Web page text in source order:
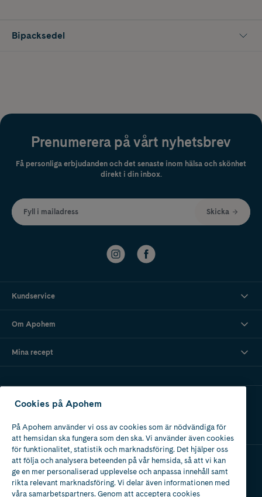
Bipacksedel
Prenumerera på vårt nyhetsbrev
Få personliga erbjudanden och det senaste inom hälsa och skönhet
direkt i din inbox.
Fyll i mailadress Skicka
Kundservice
Om Apohem
Mina recept
Ladda ner vår app
Apotek med tillstånd
av Läkemedelsverket
Cookies på Apohem
På Apohem använder vi oss av cookies som är nödvändiga för
att hemsidan ska fungera som den ska. Vi använder även cookies
för funktionalitet, statistik och marknadsföring. Det hjälper oss
att följa och analysera beteenden på vår hemsida, så att vi kan
ge en mer personaliserad upplevelse och anpassa innehåll samt
rikta relevant marknadsföring. Vi delar även informationen med
våra samarbetspartners. Genom att acceptera cookies